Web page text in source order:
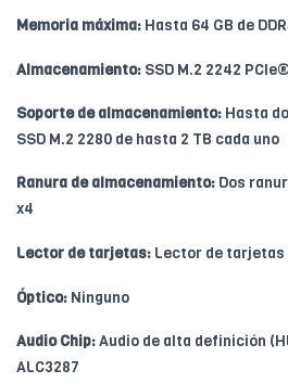
Memoria máxima: Hasta 64 GB de
Almacenamiento: SSD M.2 2242
Soporte de almacenamiento: Hasta
SSD M.2 2280 de hasta 2 TB cada uno
Ranura de almacenamiento: Dos
x4
Lector de tarjetas: Lector de tarjetas
Óptico: Ninguno
Audio Chip:Audio de alta definición
ALC3287